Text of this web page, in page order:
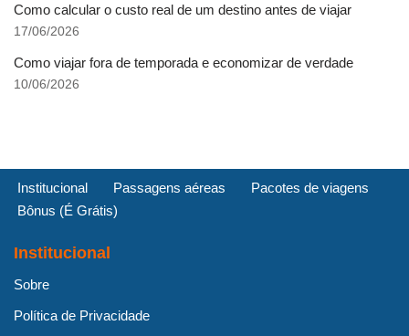
Como calcular o custo real de um destino antes de viajar
17/06/2026
Como viajar fora de temporada e economizar de verdade
10/06/2026
Institucional Passagens aéreas
Pacotes de viagens
Bônus (É Grátis)
Institucional
Sobre
Política de Privacidade